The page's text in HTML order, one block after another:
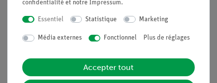
Nach oben
Légal
Contact
Conditions générales de vente
confidentialité et notre Impressum.
Essentiel Statistique Marketing
Média externes Fonctionnel Plus de réglages
Accepter tout